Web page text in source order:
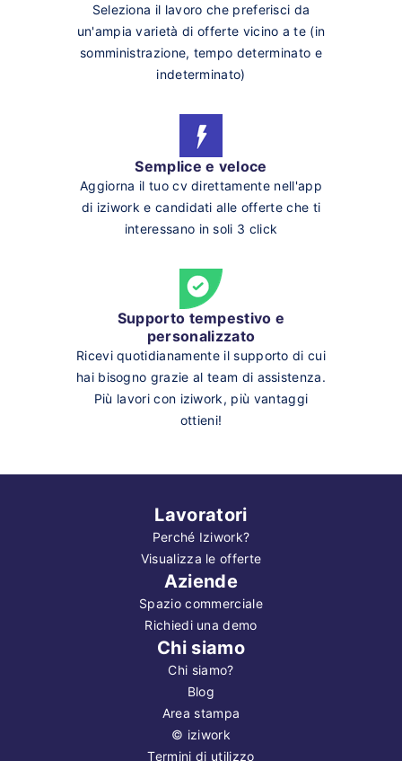
Seleziona il lavoro che preferisci da
un'ampia varietà di offerte vicino a te (in
somministrazione, tempo determinato e
indeterminato)
Semplice e veloce
Aggiorna il tuo cv direttamente nell'app
di iziwork e candidati alle offerte che ti
interessano in soli 3 click
Supporto tempestivo e
personalizzato
Ricevi quotidianamente il supporto di cui
hai bisogno grazie al team di assistenza.
Più lavori con iziwork, più vantaggi
ottieni!
Lavoratori
Perché Iziwork?
Visualizza le offerte
Aziende
Spazio commerciale
Richiedi una demo
Chi siamo
Chi siamo?
Blog
Area stampa
© iziwork
Termini di utilizzo